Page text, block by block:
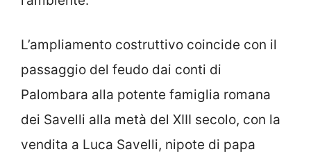
L’ampliamento costruttivo coincide con il
passaggio del feudo dai conti di
Palombara alla potente famiglia romana
dei Savelli alla metà del XIII secolo, con la
vendita a Luca Savelli, nipote di papa